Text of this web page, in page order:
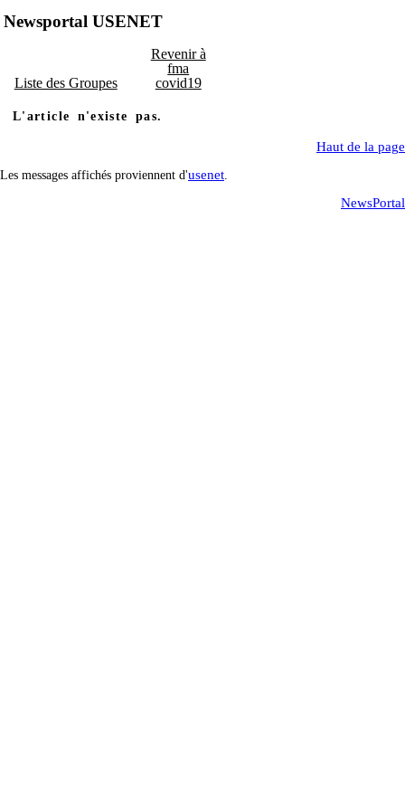
Newsportal USENET
Liste des Groupes
Revenir à
fma
covid19
L'article n'existe pas.
Haut de la page
Les messages affichés proviennent d'usenet
NewsPortal